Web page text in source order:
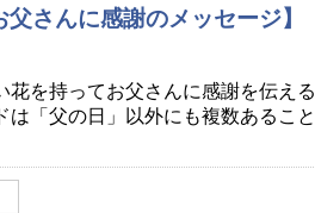
さんに感謝のメッセージ】
花を持ってお父さんに感謝を伝える
「父の日」以外にも複数あること